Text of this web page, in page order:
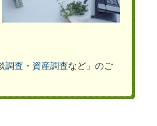
調査 ・ 資産調査など」のご